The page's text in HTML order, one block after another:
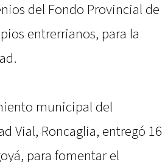
del Fondo Provincial de
entrerrianos, para la
municipal del
Vial, Roncaglia, entregó 16
para fomentar el